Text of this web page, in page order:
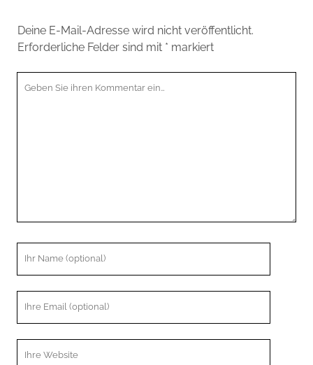
Deine E-Mail-Adresse wird nicht veröffentlicht.
Erforderliche Felder sind mit * markiert